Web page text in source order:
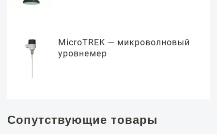
MicroTREK — микроволновый
уровнемер
Сопутствующие товары